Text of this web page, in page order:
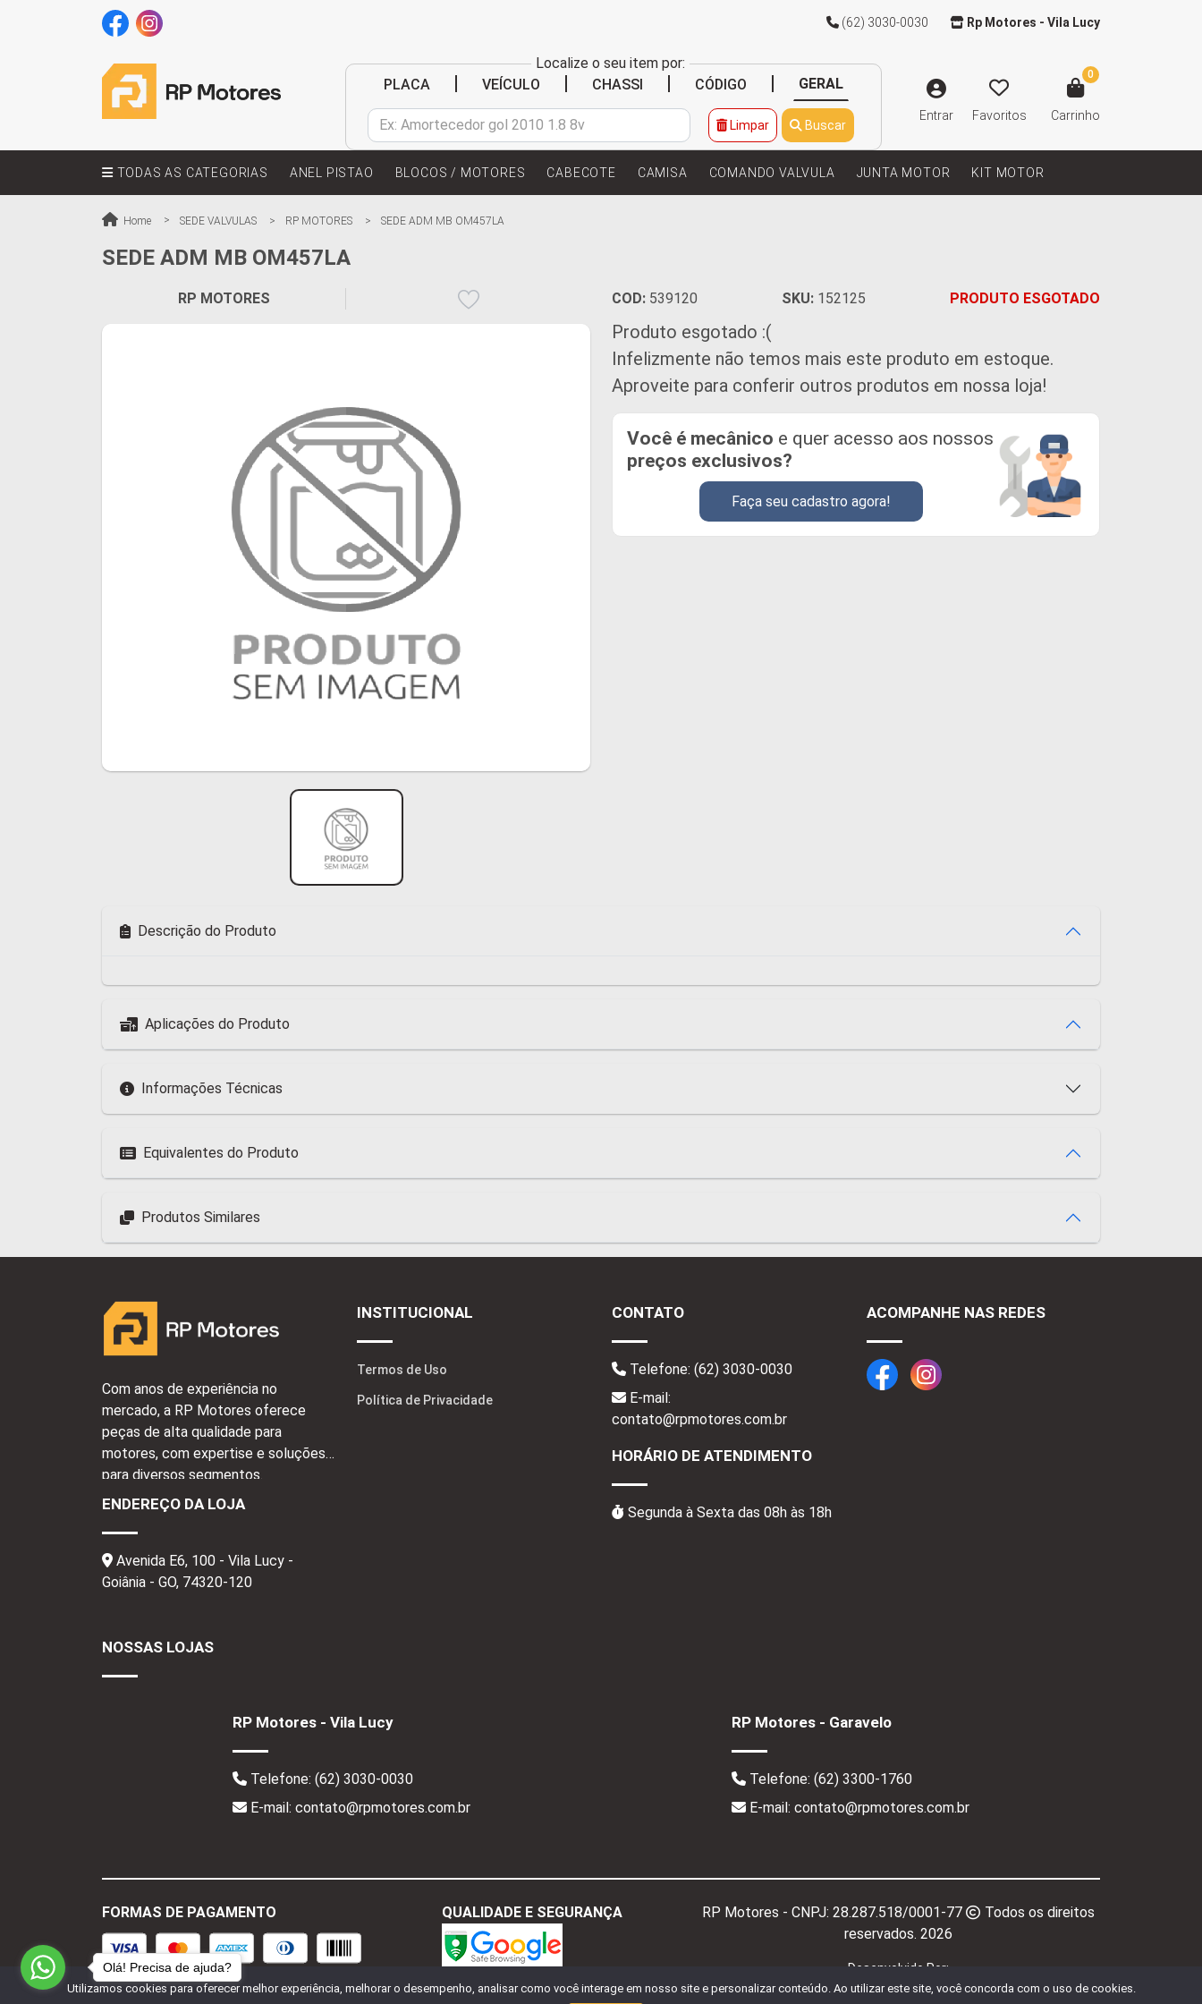
(62) 3030-0030 Rp Motores - Vila Lucy
Localize o seu item por:
PLACA
VEÍCULO CHASSI CÓDIGO GERAL
Limpar Buscar
Entrar Favoritos
0
Carrinho
TODAS AS CATEGORIAS ANEL PISTAO BLOCOS / MOTORES CABECOTE CAMISA COMANDO VALVULA JUNTA MOTOR KIT MOTOR
Home SEDE VALVULAS RP MOTORES SEDE ADM MB OM457LA
SEDE ADM MB OM457LA
RP MOTORES COD: 539120 SKU: 152125 PRODUTO ESGOTADO
Produto esgotado :(
Infelizmente não temos mais este produto em estoque.
Aproveite para conferir outros produtos em nossa loja!
Você é mecânico e quer acesso aos nossos
preços exclusivos?
Faça seu cadastro agora!
Descrição do Produto
Aplicações do Produto
Informações Técnicas
Equivalentes do Produto
Produtos Similares
Com anos de experiência no
mercado, a RP Motores oferece
peças de alta qualidade para
motores, com expertise e soluções
para diversos segmentos.
ENDEREÇO DA LOJA
Avenida E6, 100 - Vila Lucy -
Goiânia - GO, 74320-120
INSTITUCIONAL
Termos de Uso
Política de Privacidade
CONTATO
Telefone: (62) 3030-0030
E-mail:
contato@rpmotores.com.br
HORÁRIO DE ATENDIMENTO
Segunda à Sexta das 08h às 18h
ACOMPANHE NAS REDES
NOSSAS LOJAS
RP Motores - Vila Lucy
Telefone: (62) 3030-0030
E-mail: contato@rpmotores.com.br
RP Motores - Garavelo
Telefone: (62) 3300-1760
E-mail: contato@rpmotores.com.br
FORMAS DE PAGAMENTO QUALIDADE E SEGURANÇA RP Motores - CNPJ: 28.287.518/0001-77
Todos os direitos
reservados. 2026
Desenvolvido Por:
Utilizamos cookies para oferecer melhor experiência, melhorar o desempenho, analisar como você interage em nosso site e personalizar conteúdo. Ao utilizar este site, você concorda com o uso de cookies.
Olá! Precisa de ajuda?